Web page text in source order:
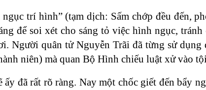
trí hình” (tạm dịch: Sấm chớp đều đến,
để soi xét cho sáng tỏ việc hình ngục,
Người quân tử Nguyễn Trãi đã từng sử dụng
niên) mà quan Bộ Hình chiếu luật xử vào
đã rất rõ ràng. Nay một chốc giết đến bẩy